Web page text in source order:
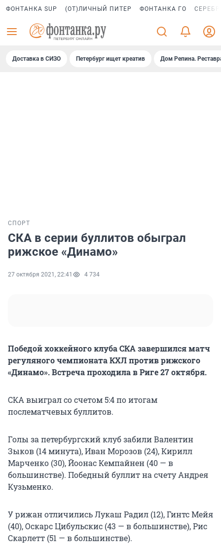
ФОНТАНКА SUP (ОТ)ЛИЧНЫЙ ПИТЕР ФОНТАНКА ГО
Доставка в СИЗО Петербург ищет креатив Дом Репина.
СПОРТ
СКА в серии буллитов обыграл
рижское «Динамо»
27 октября 2021, 22:41 4 734
Победой хоккейного клуба СКА завершился матч
регуляного чемпионата КХЛ против рижского
«Динамо». Встреча проходила в Риге 27 октября.
СКА выиграл со счетом 5:4 по итогам
послематчевых буллитов.
Голы за петербургский клуб забили Валентин
Зыков (14 минута), Иван Морозов (24), Кирилл
Марченко (30), Йоонас Кемпайнен (40 — в
большинстве). Победный буллит на счету Андрея
Кузьменко.
У рижан отличились Лукаш Радил (12), Гинтс Мейя
(40), Оскарс Цибульскис (43 — в большинстве), Рис
Скарлетт (51 — в большинстве).